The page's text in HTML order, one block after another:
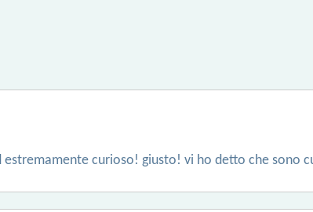
estremamente curioso! giusto! vi ho detto che sono